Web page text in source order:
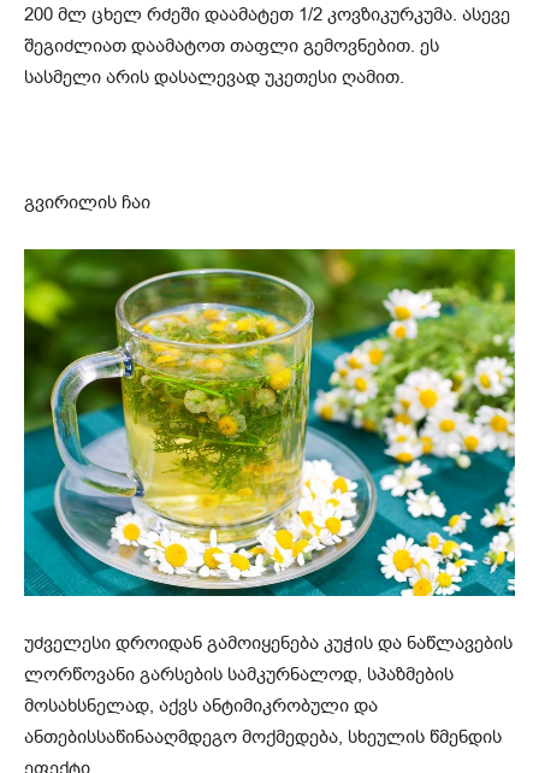
200 მლ ცხელ რძეში დაამატეთ 1/2 კოვზიკურკუმა. ასევე
შეგიძლიათ დაამატოთ თაფლი გემოვნებით. ეს
სასმელი არის დასალევად უკეთესი ღამით.
გვირილის ჩაი
უძველესი დროიდან გამოიყენება კუჭის და ნაწლავების
ლორწოვანი გარსების სამკურნალოდ, სპაზმების
მოსახსნელად, აქვს ანტიმიკრობული და
ანთებისსაწინააღმდეგო მოქმედება, სხეულის წმენდის
ეფექტი.